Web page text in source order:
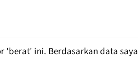
'berat' ini. Berdasarkan data saya